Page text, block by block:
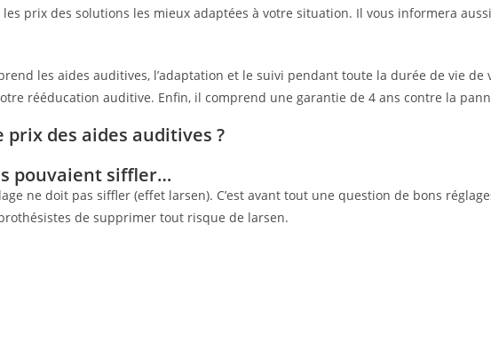
prix des solutions les mieux adaptées à votre situation. Il vous informera
les aides auditives, l’adaptation et le suivi pendant toute la durée de vie
rééducation auditive. Enfin, il comprend une garantie de 4 ans contre la
des aides auditives ?
pouvaient siffler…
ne doit pas siffler (effet larsen). C’est avant tout une question de bons
de supprimer tout risque de larsen.